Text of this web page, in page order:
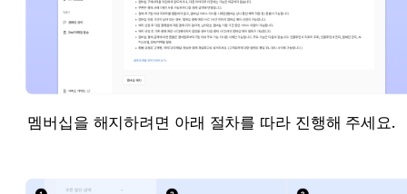
멤버십을 해지하려면 아래 절차를 따라 진행해 주세요.